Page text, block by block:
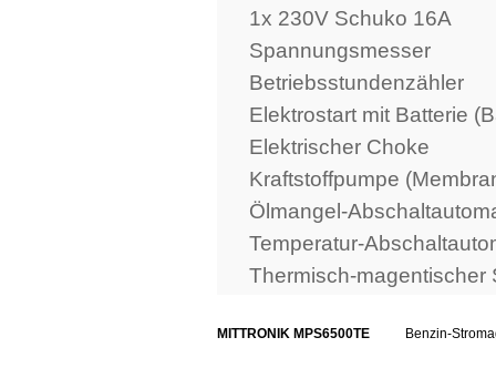
1x 230V Schuko 16A
Spannungsmesser
Betriebsstundenzähler
Elektrostart mit Batterie
Elektrischer Choke
Kraftstoffpumpe
Ölmangel-
Temperatur-
Thermisch-magentischer
MITTRONIK MPS6500TE Benzin-